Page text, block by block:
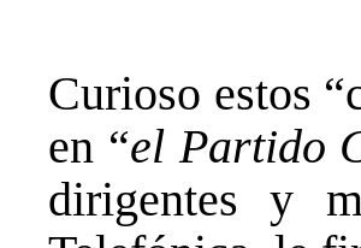
Curioso estos
en “el Partido
dirigentes y